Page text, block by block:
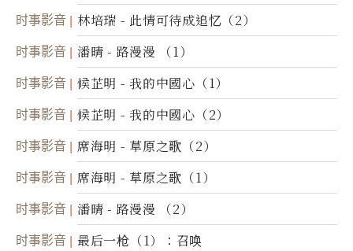
时事影音 林培瑞 - 此情可待成追忆（2）
时事影音 潘晴 - 路漫漫 （1）
时事影音 候芷明 - 我的中國心（1）
时事影音 候芷明 - 我的中國心（2）
时事影音 席海明 - 草原之歌（2）
时事影音 席海明 - 草原之歌（1）
时事影音 潘晴 - 路漫漫 （2）
时事影音 最后一枪（1）：召唤